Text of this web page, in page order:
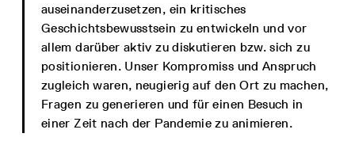
auseinanderzusetzen, ein kritisches
Geschichtsbewusstsein zu entwickeln und vor
allem darüber aktiv zu diskutieren bzw. sich zu
positionieren. Unser Kompromiss und Anspruch
zugleich waren, neugierig auf den Ort zu machen,
Fragen zu generieren und für einen Besuch in
einer Zeit nach der Pandemie zu animieren.